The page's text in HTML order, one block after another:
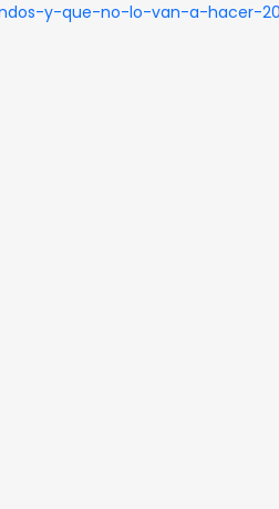
y-que-no-lo-van-a-hacer-